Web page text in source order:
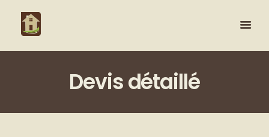
Devis détaillé